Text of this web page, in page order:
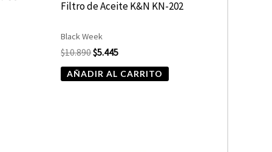
Filtro de Aceite K&N KN-202
Black Week
$10.890$5.445
AÑADIR AL CARRITO